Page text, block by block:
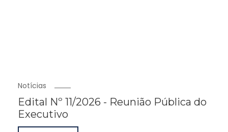
Notícias
Edital Nº 11/2026 - Reunião Pública do
Executivo